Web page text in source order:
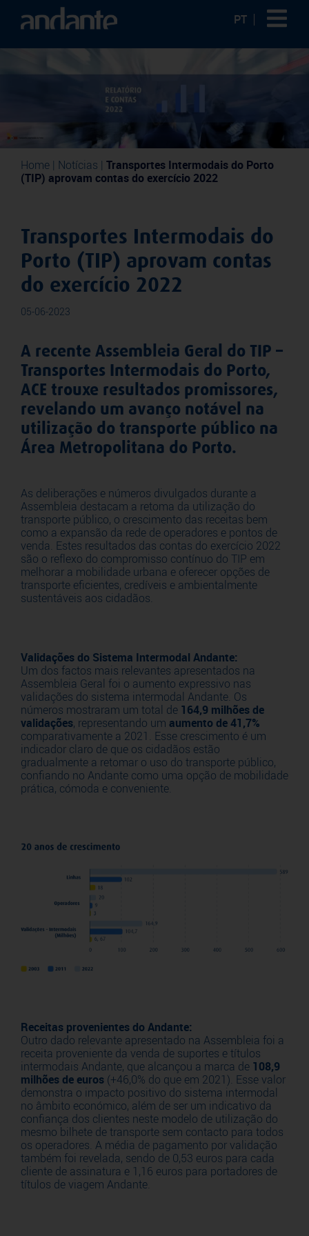
PT
Home | Notícias | Transportes Intermodais do Porto
(TIP) aprovam contas do exercício 2022
Transportes Intermodais do
Porto (TIP) aprovam contas
do exercício 2022
05-06-2023
A recente Assembleia Geral do TIP –
Transportes Intermodais do Porto,
ACE trouxe resultados promissores,
revelando um avanço notável na
utilização do transporte público na
Área Metropolitana do Porto.
As deliberações e números divulgados durante a
Assembleia destacam a retoma da utilização do
transporte público, o crescimento das receitas bem
como a expansão da rede de operadores e pontos de
venda. Estes resultados das contas do exercício 2022
são o reflexo do compromisso contínuo do TIP em
melhorar a mobilidade urbana e oferecer opções de
transporte eficientes, credíveis e ambientalmente
sustentáveis aos cidadãos.
Validações do Sistema Intermodal Andante:
Um dos factos mais relevantes apresentados na
Assembleia Geral foi o aumento expressivo nas
validações do sistema intermodal Andante. Os
números mostraram um total de 164,9 milhões de
validações, representando um aumento de 41,7%
comparativamente a 2021. Esse crescimento é um
indicador claro de que os cidadãos estão
gradualmente a retomar o uso do transporte público,
confiando no Andante como uma opção de mobilidade
prática, cómoda e conveniente.
Receitas provenientes do Andante:
Outro dado relevante apresentado na Assembleia foi a
receita proveniente da venda de suportes e títulos
intermodais Andante, que alcançou a marca de 108,9
milhões de euros (+46,0% do que em 2021). Esse valor
demonstra o impacto positivo do sistema intermodal
no âmbito económico, além de ser um indicativo da
confiança dos clientes neste modelo de utilização do
mesmo bilhete de transporte sem contacto para todos
os operadores. A média de pagamento por validação
também foi revelada, sendo de 0,53 euros para cada
cliente de assinatura e 1,16 euros para portadores de
títulos de viagem Andante.